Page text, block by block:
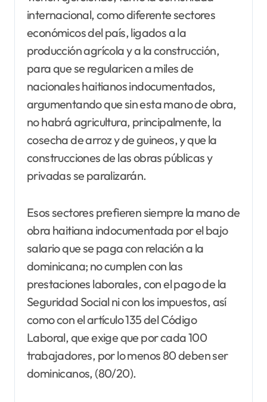
internacional, como diferente sectores
económicos del país, ligados a la
producción agrícola y a la construcción,
para que se regularicen a miles de
nacionales haitianos indocumentados,
argumentando que sin esta mano de obra,
no habrá agricultura, principalmente, la
cosecha de arroz y de guineos, y que la
construcciones de las obras públicas y
privadas se paralizarán.
Esos sectores prefieren siempre la mano de
obra haitiana indocumentada por el bajo
salario que se paga con relación a la
dominicana; no cumplen con las
prestaciones laborales, con el pago de la
Seguridad Social ni con los impuestos, así
como con el artículo 135 del Código
Laboral, que exige que por cada 100
trabajadores, por lo menos 80 deben ser
dominicanos, (80/20).